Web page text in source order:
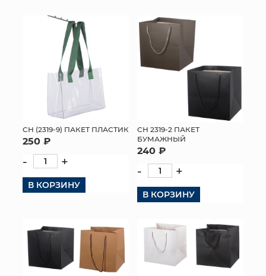
СН (2319-9) ПАКЕТ ПЛАСТИК
250 ₽
- +
В КОРЗИНУ
СН 2319-2 ПАКЕТ
БУМАЖНЫЙ
240 ₽
- +
В КОРЗИНУ